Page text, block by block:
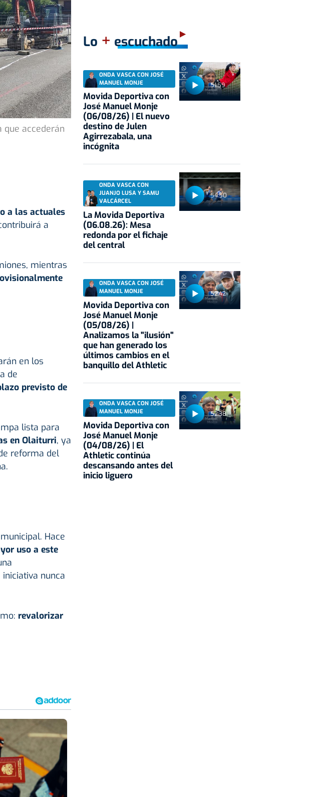
que accederán
a las actuales
a
mientras
en los
de
previsto de
lista para
en Olaiturri, ya
reforma del
Hace
uso a este
nunca
revalorizar
Lo + escuchado
51:59
ONDA VASCA CON JOSÉ
MANUEL MONJE
Movida Deportiva con
José Manuel Monje
(06/08/26) | El nuevo
destino de Julen
Agirrezabala, una
incógnita
54:50
ONDA VASCA CON
JUANJO LUSA Y SAMU
VALCÁRCEL
La Movida Deportiva
(06.08.26): Mesa
redonda por el fichaje
del central
52:42
ONDA VASCA CON JOSÉ
MANUEL MONJE
Movida Deportiva con
José Manuel Monje
(05/08/26) |
Analizamos la "ilusión"
que han generado los
últimos cambios en el
banquillo del Athletic
52:38
ONDA VASCA CON JOSÉ
MANUEL MONJE
Movida Deportiva con
José Manuel Monje
(04/08/26) | El
Athletic continúa
descansando antes del
inicio liguero